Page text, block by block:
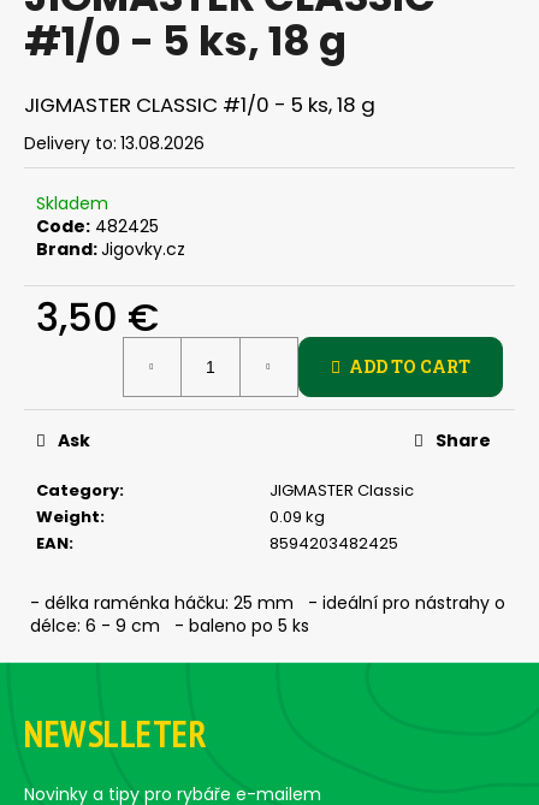
is
0,0
of
5
stars.
#1/0 - 5 ks, 18 g
JIGMASTER CLASSIC #1/0 - 5 ks, 18 g
Delivery to: 13.08.2026
Skladem
Code: 482425
Brand:Jigovky.cz
3,50 €
ADD TO CART
Category:
JIGMASTER Classic
Weight:
0.09 kg
EAN: 8594203482425
Ask Share
- délka raménka háčku: 25 mm - ideální pro nástrahy o
délce: 6 - 9 cm - baleno po 5 ks
i
n
g
f
o
?
SEARCH
W
e
c
m
m
e
ČEBURAŠKA
F
NEWSLLETER
Novinky a tipy pro rybáře e-mailem